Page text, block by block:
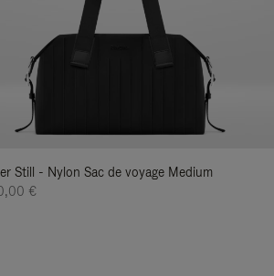
Still - Nylon Sac de voyage Medium
€